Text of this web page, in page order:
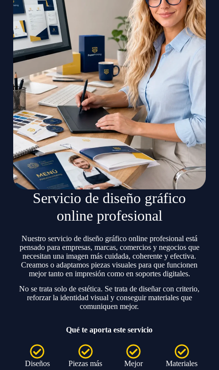
Servicio de diseño gráfico
online profesional
Nuestro servicio de diseño gráfico online profesional está
pensado para empresas, marcas, comercios y negocios que
necesitan una imagen más cuidada, coherente y efectiva.
Creamos o adaptamos piezas visuales para que funcionen
mejor tanto en impresión como en soportes digitales.
No se trata solo de estética. Se trata de diseñar con criterio,
reforzar la identidad visual y conseguir materiales que
comuniquen mejor.
Qué te aporta este servicio
Diseños
Piezas más
Mejor
Materiales